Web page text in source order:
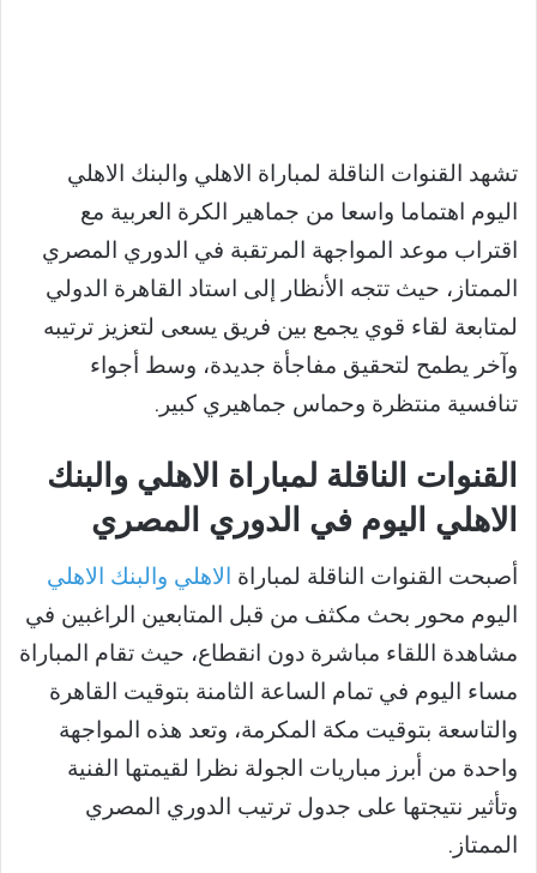
تشهد القنوات الناقلة لمباراة الاهلي والبنك الاهلي
اليوم اهتماما واسعا من جماهير الكرة العربية مع
اقتراب موعد المواجهة المرتقبة في الدوري المصري
الممتاز، حيث تتجه الأنظار إلى استاد القاهرة الدولي
لمتابعة لقاء قوي يجمع بين فريق يسعى لتعزيز ترتيبه
وآخر يطمح لتحقيق مفاجأة جديدة، وسط أجواء
تنافسية منتظرة وحماس جماهيري كبير.
القنوات الناقلة لمباراة الاهلي والبنك
الاهلي اليوم في الدوري المصري
أصبحت القنوات الناقلة لمباراة الاهلي والبنك الاهلي
اليوم محور بحث مكثف من قبل المتابعين الراغبين في
مشاهدة اللقاء مباشرة دون انقطاع، حيث تقام المباراة
مساء اليوم في تمام الساعة الثامنة بتوقيت القاهرة
والتاسعة بتوقيت مكة المكرمة، وتعد هذه المواجهة
واحدة من أبرز مباريات الجولة نظرا لقيمتها الفنية
وتأثير نتيجتها على جدول ترتيب الدوري المصري
الممتاز.